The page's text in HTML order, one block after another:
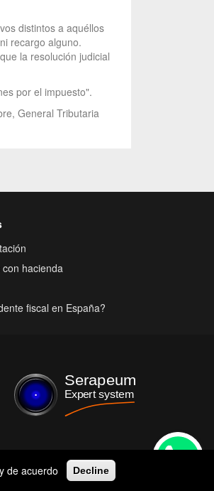
distintos a aquéllos
recargo alguno.
la resolución judicial
por el impuesto".
General Tributaria
hacienda
fiscal en España?
de acuerdo Decline